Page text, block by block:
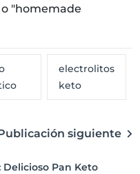
"homemade
electrolitos
keto
siguiente
Delicioso Pan Keto